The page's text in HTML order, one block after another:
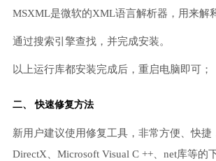
MSXML是微软的XML语言解析器，用来解
通过搜索引擎查找，并完成安装。
以上运行库都安装完成后，重启电脑即可；
二、 快速修复方法
新用户建议使用修复工具，非常方便、快捷
DirectX、Microsoft Visual C ++、net库等的